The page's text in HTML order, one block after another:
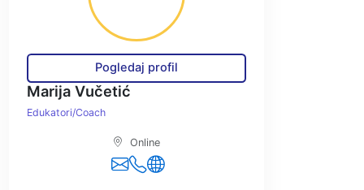
Pogledaj profil
Marija Vučetić
Edukatori/Coach
Online